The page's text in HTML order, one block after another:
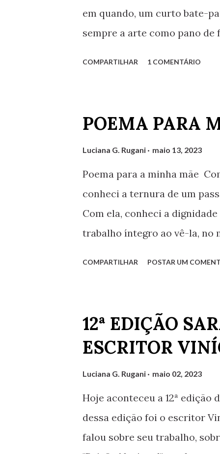
em quando, um curto bate-
sempre a arte como pano
pouco mais sobre cada
criatividade em ação. Além
o ambiente virtual, do qual
definitivamente. E assim foi
edições sobre os mais
ao fazê-lo e permanecerei
tenho algumas outras ideias
COMPARTILHAR 1 COMENTÁRIO
POEMA PARA
Luciana G. Rugani maio 13, 2023
Poema para a minha mãe
conheci a ternura de um
Com ela, conheci a
trabalho íntegro ao vê-la, no
arrumada, esperava seu
branco Fusquinha, seu mais
intrinsicamente vivos,
que aprendi. Com ela... a
COMPARTILHAR POSTAR UM
12ª EDIÇÃO
ESCRITOR
Luciana G. Rugani maio 02, 2023
Hoje aconteceu a 12ª edição
dessa edição foi o escritor
falou sobre seu trabalho,